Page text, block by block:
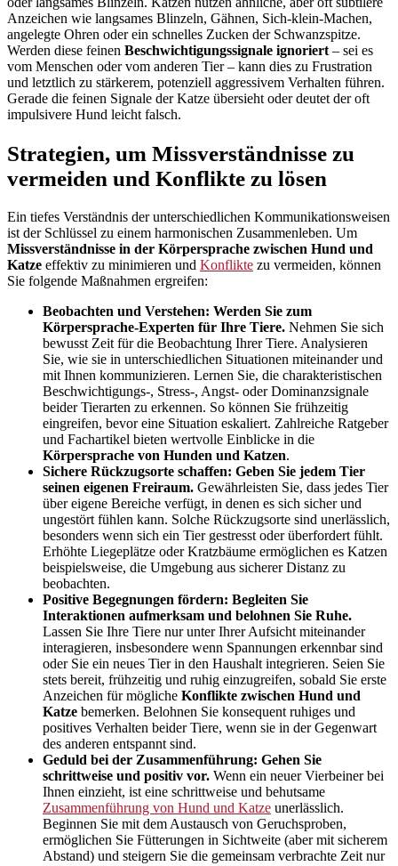
Anzeichen wie langsames Blinzeln, Gähnen, Sich-klein-Machen,
angelegte Ohren oder ein schnelles Zucken der Schwanzspitze.
Werden diese feinen Beschwichtigungssignale ignoriert – sei es
vom Menschen oder vom anderen Tier – kann dies zu Frustration
und letztlich zu stärkerem, potenziell aggressivem Verhalten führen.
Gerade die feinen Signale der Katze übersieht oder deutet der oft
impulsivere Hund leicht falsch.
Strategien, um Missverständnisse zu
vermeiden und Konflikte zu lösen
Ein tiefes Verständnis der unterschiedlichen Kommunikationsweisen
ist der Schlüssel zu einem harmonischen Zusammenleben. Um
Missverständnisse in der Körpersprache zwischen Hund und
Katze effektiv zu minimieren und Konflikte zu vermeiden, können
Sie folgende Maßnahmen ergreifen:
Beobachten und Verstehen: Werden Sie zum
Körpersprache-Experten für Ihre Tiere. Nehmen Sie sich
bewusst Zeit für die Beobachtung Ihrer Tiere. Analysieren
Sie, wie sie in unterschiedlichen Situationen miteinander und
mit Ihnen kommunizieren. Lernen Sie, die charakteristischen
Beschwichtigungs-, Stress-, Angst- oder Dominanzsignale
beider Tierarten zu erkennen. So können Sie frühzeitig
eingreifen, bevor eine Situation eskaliert. Zahlreiche Ratgeber
und Fachartikel bieten wertvolle Einblicke in die
Körpersprache von Hunden und Katzen.
Sichere Rückzugsorte schaffen: Geben Sie jedem Tier
seinen eigenen Freiraum. Gewährleisten Sie, dass jedes Tier
über eigene Bereiche verfügt, in denen es sich sicher und
ungestört fühlen kann. Solche Rückzugsorte sind unerlässlich,
besonders wenn sich ein Tier gestresst oder überfordert fühlt.
Erhöhte Liegeplätze oder Kratzbäume ermöglichen es Katzen
beispielsweise, die Umgebung aus sicherer Distanz zu
beobachten.
Positive Begegnungen fördern: Begleiten Sie
Interaktionen aufmerksam und belohnen Sie Ruhe.
Lassen Sie Ihre Tiere nur unter Ihrer Aufsicht miteinander
interagieren, insbesondere wenn Spannungen erkennbar sind
oder Sie ein neues Tier in den Haushalt integrieren. Seien Sie
stets bereit, frühzeitig und ruhig einzugreifen, sobald Sie erste
Anzeichen für mögliche Konflikte zwischen Hund und
Katze bemerken. Belohnen Sie konsequent ruhiges und
positives Verhalten beider Tiere, wenn sie in der Gegenwart
des anderen entspannt sind.
Geduld bei der Zusammenführung: Gehen Sie
schrittweise und positiv vor. Wenn ein neuer Vierbeiner bei
Ihnen einzieht, ist eine schrittweise und behutsame
Zusammenführung von Hund und Katze unerlässlich.
Beginnen Sie mit dem Austausch von Geruchsproben,
ermöglichen Sie Fütterungen in Sichtweite (aber mit sicherem
Abstand) und steigern Sie die gemeinsam verbrachte Zeit nur